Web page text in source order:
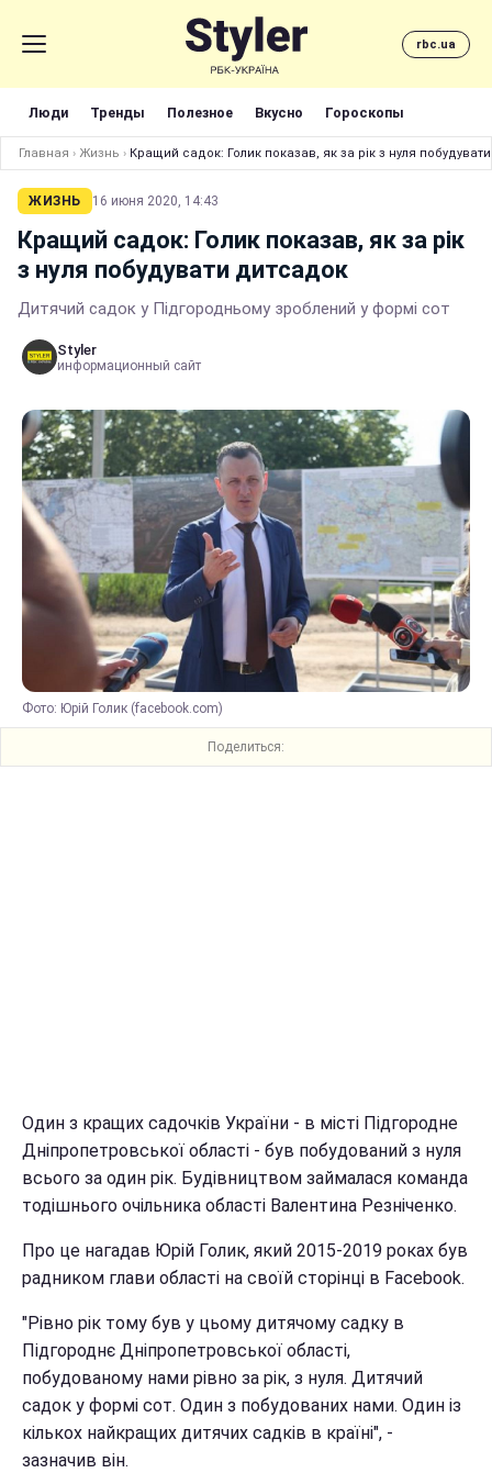
rbc.ua
Люди Тренды Полезное Вкусно Гороскопы
Главная › Жизнь › Кращий садок: Голик показав, як за рік з нуля
ЖИЗНЬ 16 июня 2020, 14:43
Кращий садок: Голик показав, як за рік
з нуля побудувати дитсадок
Дитячий садок у Підгородньому зроблений у формі сот
Styler
информационный сайт
Фото: Юрій Голик (facebook.com)
Поделиться:
Один з кращих садочків України - в місті Підгородне
Дніпропетровської області - був побудований з нуля
всього за один рік. Будівництвом займалася команда
тодішнього очільника області Валентина Резніченко.
Про це нагадав Юрій Голик, який 2015-2019 роках був
радником глави області на своїй сторінці в Facebook.
"Рівно рік тому був у цьому дитячому садку в
Підгороднє Дніпропетровської області,
побудованому нами рівно за рік, з нуля. Дитячий
садок у формі сот. Один з побудованих нами. Один із
кількох найкращих дитячих садків в країні", -
зазначив він.